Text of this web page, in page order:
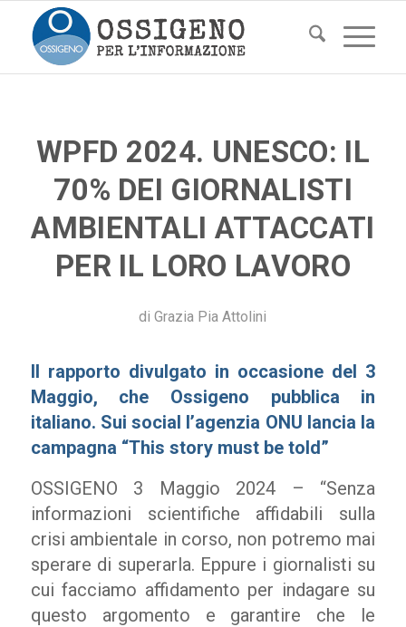
WPFD 2024. UNESCO: IL
70% DEI GIORNALISTI
AMBIENTALI ATTACCATI
PER IL LORO LAVORO
diGrazia Pia Attolini
Il rapporto divulgato in occasione del 3
Maggio, che Ossigeno pubblica in
italiano. Sui social l’agenzia ONU lancia la
campagna “This story must be told”
OSSIGENO 3 Maggio 2024 – “Senza
informazioni scientifiche affidabili sulla
crisi ambientale in corso, non potremo mai
sperare di superarla. Eppure i giornalisti su
cui facciamo affidamento per indagare su
questo argomento e garantire che le